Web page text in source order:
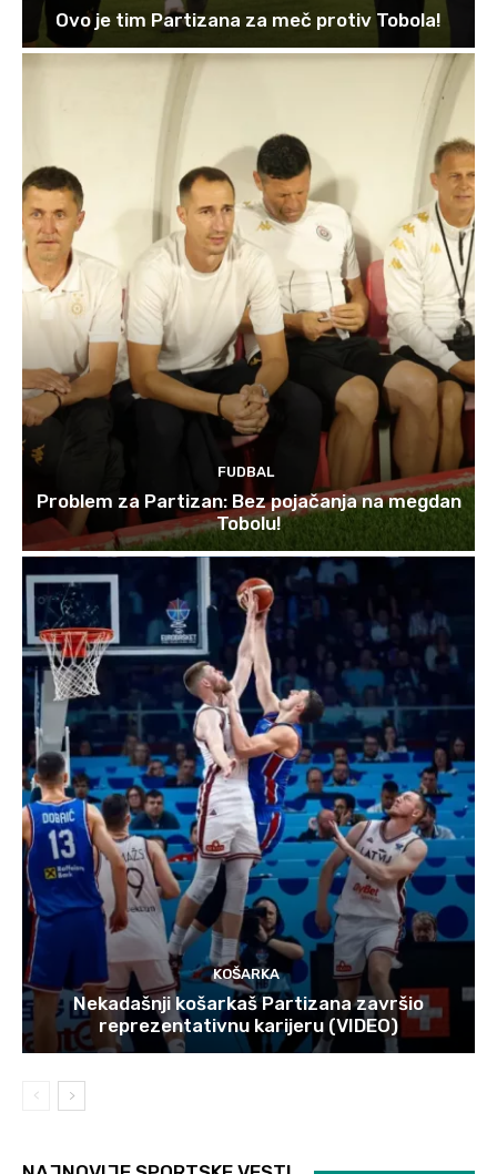
Ovo je tim Partizana za meč protiv Tobola!
FUDBAL
Problem za Partizan: Bez pojačanja na megdan
Tobolu!
KOŠARKA
Nekadašnji košarkaš Partizana završio
reprezentativnu karijeru (VIDEO)